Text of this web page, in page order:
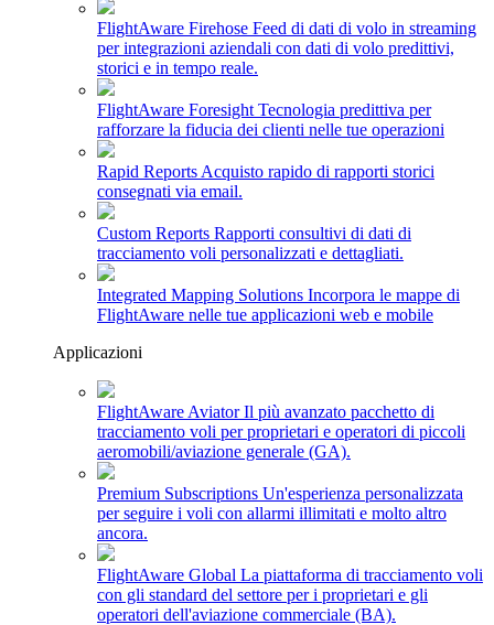
FlightAware Firehose Feed di dati di volo in streaming
per integrazioni aziendali con dati di volo predittivi,
storici e in tempo reale.
FlightAware Foresight Tecnologia predittiva per
rafforzare la fiducia dei clienti nelle tue operazioni
Rapid Reports Acquisto rapido di rapporti storici
consegnati via email.
Custom Reports Rapporti consultivi di dati di
tracciamento voli personalizzati e dettagliati.
Integrated Mapping Solutions Incorpora le mappe di
FlightAware nelle tue applicazioni web e mobile
Applicazioni
FlightAware Aviator Il più avanzato pacchetto di
tracciamento voli per proprietari e operatori di piccoli
aeromobili/aviazione generale (GA).
Premium Subscriptions Un'esperienza personalizzata
per seguire i voli con allarmi illimitati e molto altro
ancora.
FlightAware Global La piattaforma di tracciamento voli
con gli standard del settore per i proprietari e gli
operatori dell'aviazione commerciale (BA).